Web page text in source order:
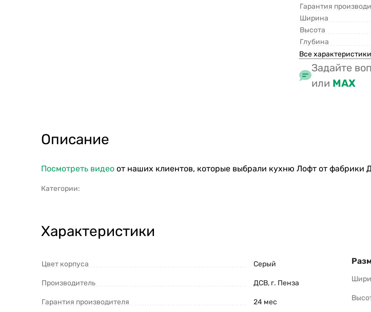
Гарантия
Ширина
Высота
Глубина
Все характеристики
Задайте
или MAX
Описание
Посмотреть видео от наших клиентов, которые выбрали кухню Лофт от фабрики
Категории:
Характеристики
Цвет корпуса Серый
Производитель ДСВ, г. Пенза
Гарантия производителя 24 мес